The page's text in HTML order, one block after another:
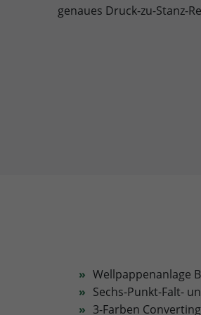
genaues Druck-zu-Stanz-
Wellpappenanlage
Sechs-Punkt-Falt-
3-Farben